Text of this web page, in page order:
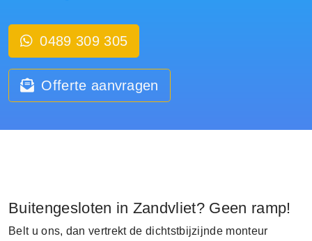
0489 309 305
Offerte aanvragen
Buitengesloten in Zandvliet? Geen ramp!
Belt u ons, dan vertrekt de dichtstbijzijnde monteur